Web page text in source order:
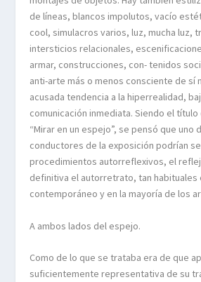
de líneas, blancos impolutos, vacío
cool, simulacros varios, luz, mucha luz,
intersticios relacionales,
armar, construcciones, con- tenidos
anti-arte más o menos consciente de sí
acusada tendencia a la hiperrealidad,
comunicación inmediata. Siendo el
“Mirar en un espejo”, se pensó que uno
conductores de la exposición podrían
procedimientos autorreflexivos, el
definitiva el autorretrato, tan habituales
contemporáneo y en la mayoría de los
A ambos lados del espejo.
Como de lo que se trataba era de que
suficientemente representativa de su